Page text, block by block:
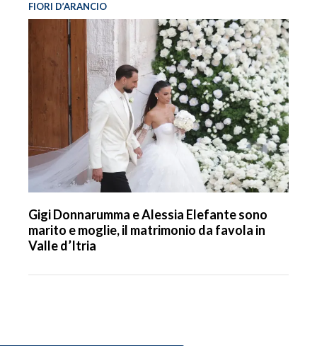
FIORI D’ARANCIO
Gigi Donnarumma e Alessia Elefante sono
marito e moglie, il matrimonio da favola in
Valle d’Itria